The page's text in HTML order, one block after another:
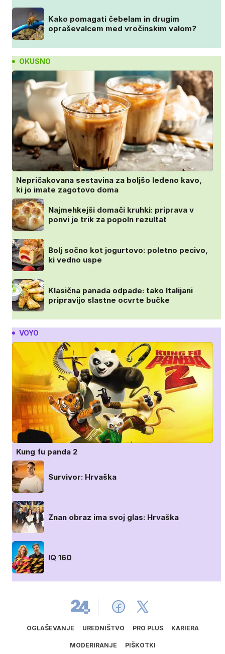
Kako pomagati čebelam in drugim
opraševalcem med vročinskim valom?
OKUSNO
Nepričakovana sestavina za boljšo ledeno kavo,
ki jo imate zagotovo doma
Najmehkejši domači kruhki: priprava v
ponvi je trik za popoln rezultat
Bolj sočno kot jogurtovo: poletno pecivo,
ki vedno uspe
Klasična panada odpade: tako Italijani
pripravijo slastne ocvrte bučke
VOYO
Kung fu panda 2
Survivor: Hrvaška
Znan obraz ima svoj glas: Hrvaška
IQ 160
OGLAŠEVANJE UREDNIŠTVO PRO PLUS KARIERA
MODERIRANJE PIŠKOTKI